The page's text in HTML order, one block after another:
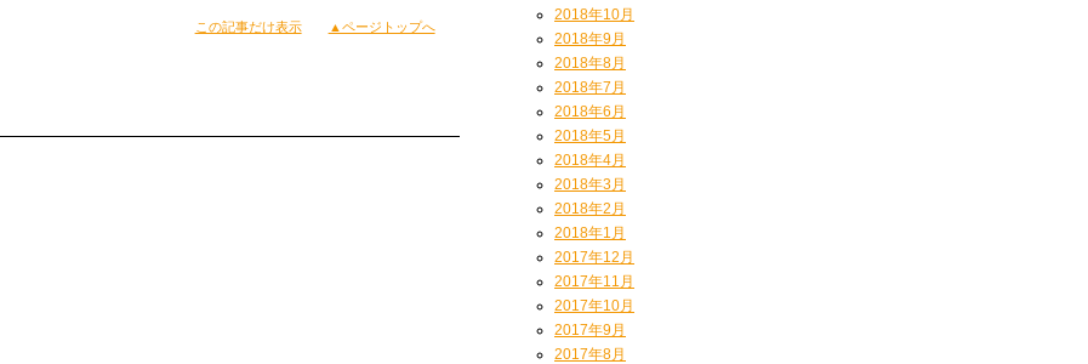
この記事だけ表示 ▲ページトップへ
2018年10月
2018年9月
2018年8月
2018年7月
2018年6月
2018年5月
2018年4月
2018年3月
2018年2月
2018年1月
2017年12月
2017年11月
2017年10月
2017年9月
2017年8月